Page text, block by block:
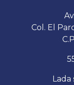
Col. El
Lada